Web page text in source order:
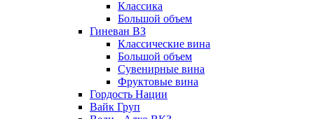
Классика
Большой объем
Гиневан ВЗ
Классические вина
Большой объем
Сувенирные вина
Фруктовые вина
Гордость Нации
Вайк Груп